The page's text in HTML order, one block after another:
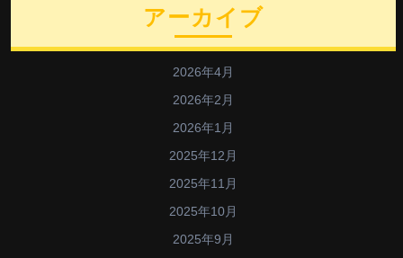
アーカイブ
2026年4月
2026年2月
2026年1月
2025年12月
2025年11月
2025年10月
2025年9月